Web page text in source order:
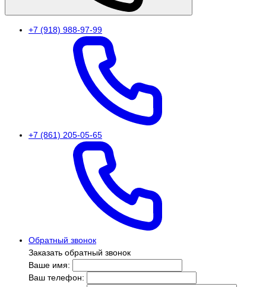
+7 (918) 988-97-99
+7 (861) 205-05-65
Обратный звонок
Заказать обратный звонок
Ваше имя:
Ваш телефон: